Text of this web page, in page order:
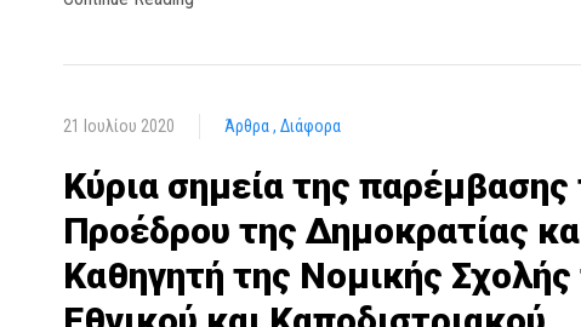
21 Ιουλίου 2020 Άρθρα Διάφορα
Κύρια σημεία της
Προέδρου της Δημοκρατίας
Καθηγητή της Νομικής Σχολής